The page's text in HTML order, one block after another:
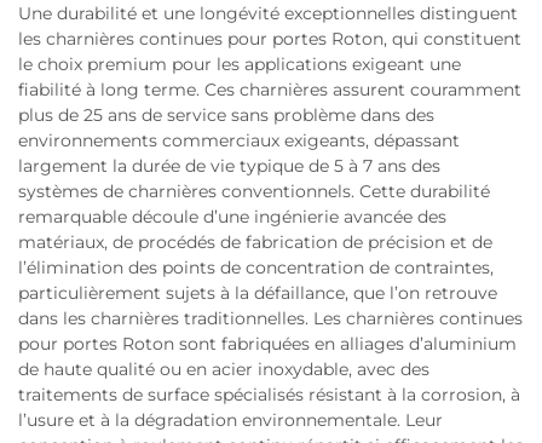
Une durabilité et une longévité exceptionnelles distinguent
les charnières continues pour portes Roton, qui constituent
le choix premium pour les applications exigeant une
fiabilité à long terme. Ces charnières assurent couramment
plus de 25 ans de service sans problème dans des
environnements commerciaux exigeants, dépassant
largement la durée de vie typique de 5 à 7 ans des
systèmes de charnières conventionnels. Cette durabilité
remarquable découle d’une ingénierie avancée des
matériaux, de procédés de fabrication de précision et de
l’élimination des points de concentration de contraintes,
particulièrement sujets à la défaillance, que l’on retrouve
dans les charnières traditionnelles. Les charnières continues
pour portes Roton sont fabriquées en alliages d’aluminium
de haute qualité ou en acier inoxydable, avec des
traitements de surface spécialisés résistant à la corrosion, à
l’usure et à la dégradation environnementale. Leur